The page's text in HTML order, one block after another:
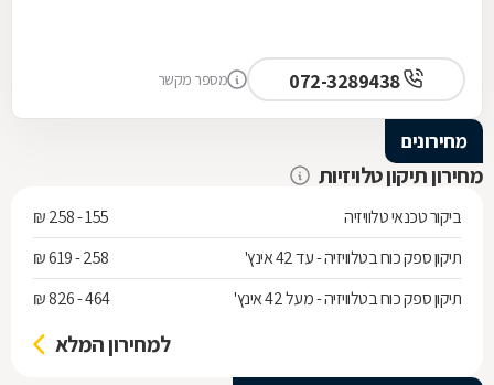
072-3289438 מספר מקשר
מחירונים
מחירון תיקון טלויזיות
ביקור טכנאי טלוויזיה
155 - 258 ₪
תיקון ספק כוח בטלוויזיה - עד 42 אינץ'
258 - 619 ₪
תיקון ספק כוח בטלוויזיה - מעל 42 אינץ'
464 - 826 ₪
למחירון המלא